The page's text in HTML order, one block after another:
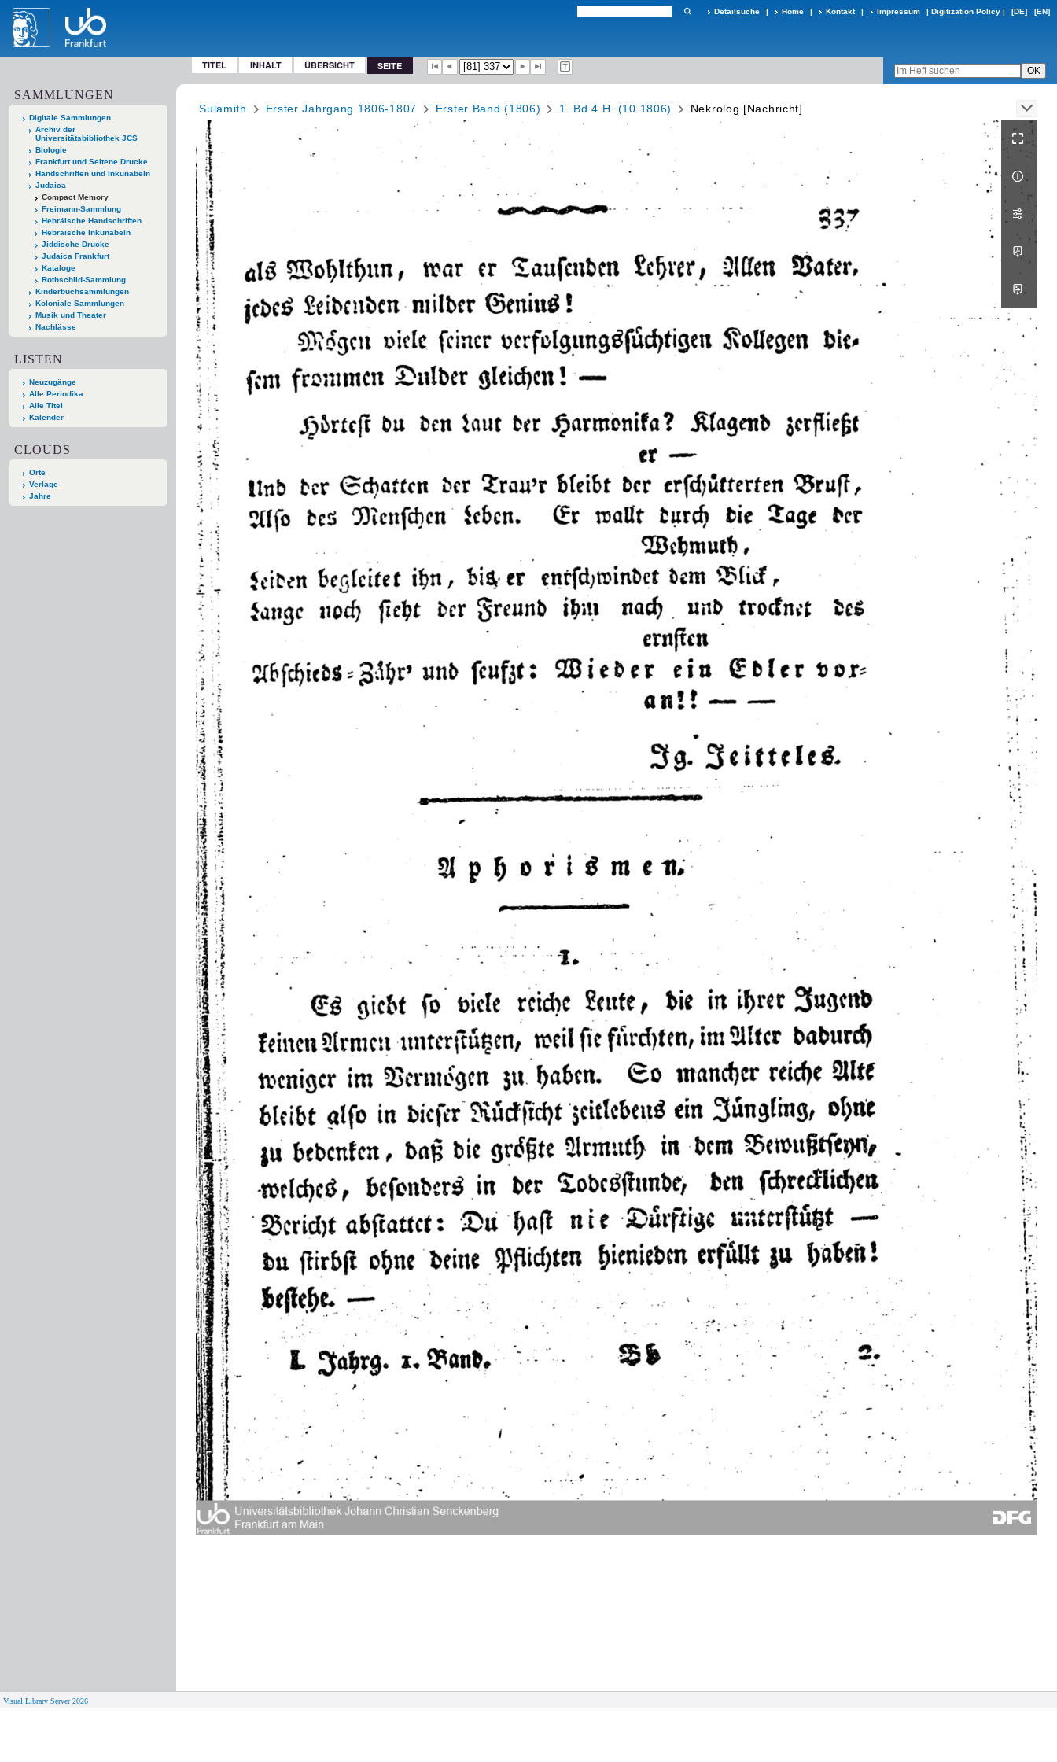
Detailsuche | Home | Kontakt | Impressum | Digitization Policy | [DE] [EN]
TITEL INHALT ÜBERSICHT SEITE
SAMMLUNGEN
Digitale Sammlungen
Archiv der
Universitätsbibliothek JCS
Biologie
Frankfurt und Seltene Drucke
Handschriften und Inkunabeln
Judaica
Compact Memory
Freimann-Sammlung
Hebräische Handschriften
Hebräische Inkunabeln
Jiddische Drucke
Judaica Frankfurt
Kataloge
Rothschild-Sammlung
Kinderbuchsammlungen
Koloniale Sammlungen
Musik und Theater
Nachlässe
LISTEN
Neuzugänge
Alle Periodika
Alle Titel
Kalender
CLOUDS
Orte
Verlage
Jahre
Sulamith Erster Jahrgang 1806-1807 Erster Band (1806) 1. Bd 4 H. (10.1806) Nekrolog [Nachricht]
Visual Library Server 2026